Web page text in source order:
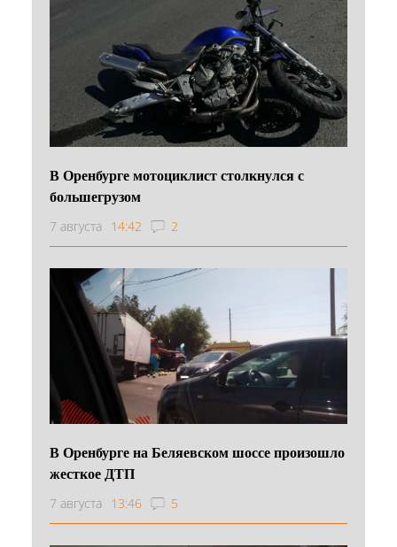
В Оренбурге мотоциклист столкнулся с
большегрузом
7 августа 14:42 2
В Оренбурге на Беляевском шоссе произошло
жесткое ДТП
7 августа 13:46 5